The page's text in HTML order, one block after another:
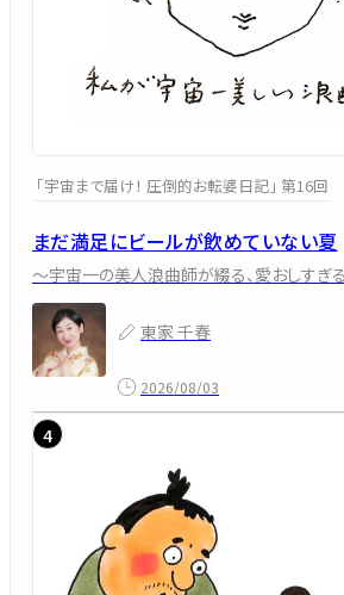
「宇宙まで届け！ 圧倒的お転婆日記」 第16回
まだ満足にビールが飲めていない夏
～宇宙一の美人浪曲師が綴る、愛おしすぎ
東家 千春
2026/08/03